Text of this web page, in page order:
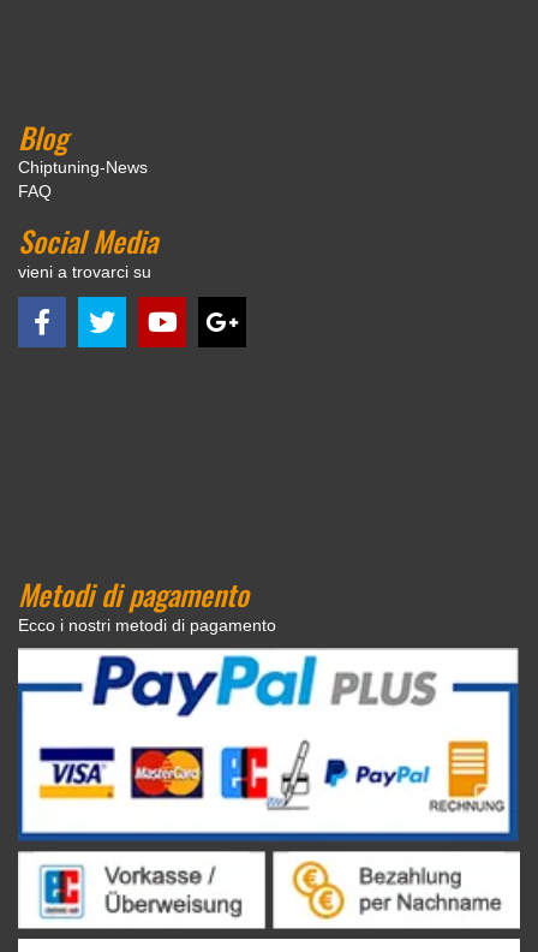
Blog
Chiptuning-News
FAQ
Social Media
vieni a trovarci su
Metodi di pagamento
Ecco i nostri metodi di pagamento